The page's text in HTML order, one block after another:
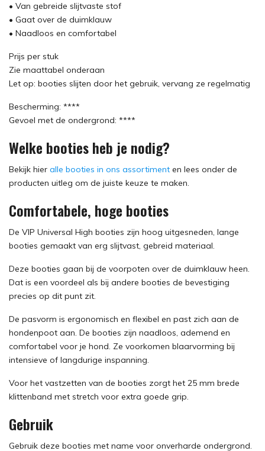
• Van gebreide slijtvaste stof
• Gaat over de duimklauw
• Naadloos en comfortabel
Prijs per stuk
Zie maattabel onderaan
Let op: booties slijten door het gebruik, vervang ze regelmatig
Bescherming: ****
Gevoel met de ondergrond: ****
Welke booties heb je nodig?
Bekijk hier alle booties in ons assortiment en lees onder de
producten uitleg om de juiste keuze te maken.
Comfortabele, hoge booties
De VIP Universal High booties zijn hoog uitgesneden, lange
booties gemaakt van erg slijtvast, gebreid materiaal.
Deze booties gaan bij de voorpoten over de duimklauw heen.
Dat is een voordeel als bij andere booties de bevestiging
precies op dit punt zit.
De pasvorm is ergonomisch en flexibel en past zich aan de
hondenpoot aan. De booties zijn naadloos, ademend en
comfortabel voor je hond. Ze voorkomen blaarvorming bij
intensieve of langdurige inspanning.
Voor het vastzetten van de booties zorgt het 25 mm brede
klittenband met stretch voor extra goede grip.
Gebruik
Gebruik deze booties met name voor onverharde ondergrond.